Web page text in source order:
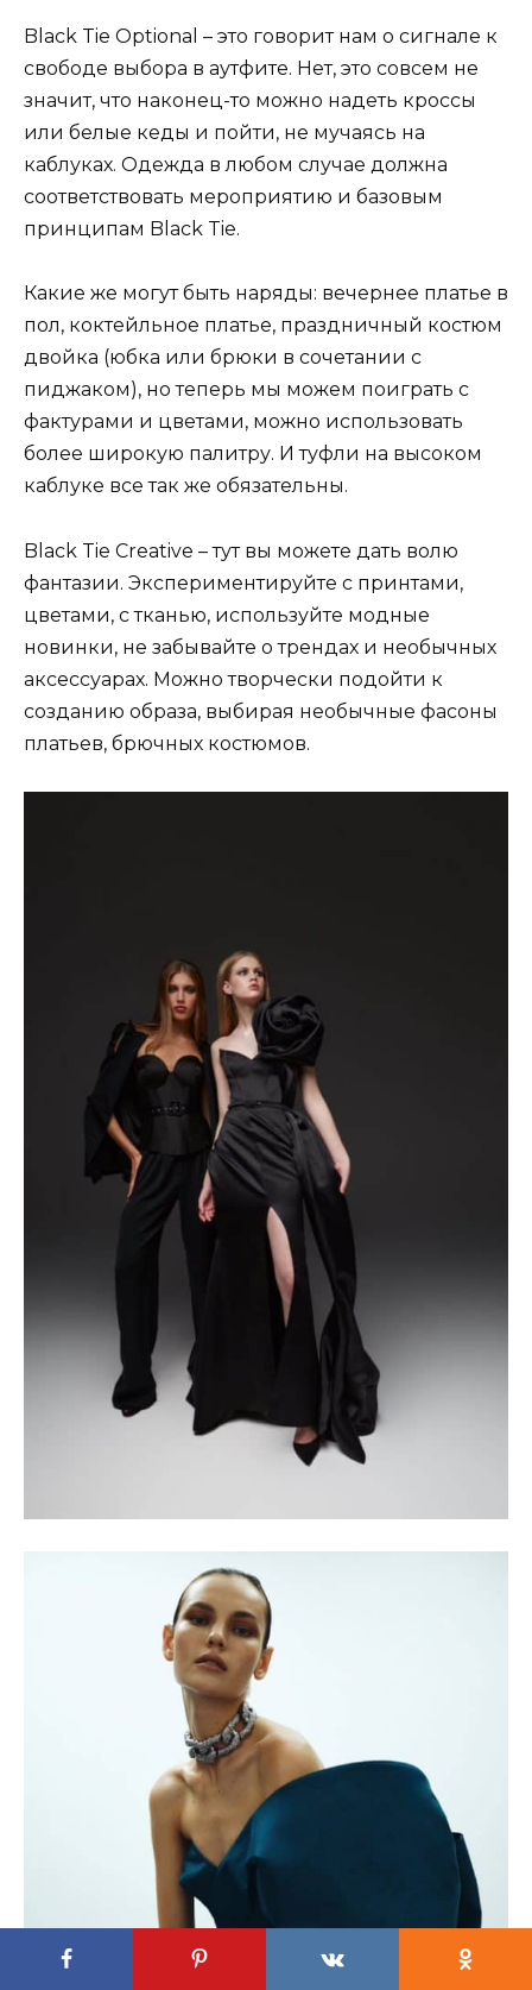
Black Tie Optional – это говорит нам о сигнале к
свободе выбора в аутфите. Нет, это совсем не
значит, что наконец-то можно надеть кроссы
или белые кеды и пойти, не мучаясь на
каблуках. Одежда в любом случае должна
соответствовать мероприятию и базовым
принципам Black Tie.
Какие же могут быть наряды: вечернее платье в
пол, коктейльное платье, праздничный костюм
двойка (юбка или брюки в сочетании с
пиджаком), но теперь мы можем поиграть с
фактурами и цветами, можно использовать
более широкую палитру. И туфли на высоком
каблуке все так же обязательны.
Black Tie Creative – тут вы можете дать волю
фантазии. Экспериментируйте с принтами,
цветами, с тканью, используйте модные
новинки, не забывайте о трендах и необычных
аксессуарах. Можно творчески подойти к
созданию образа, выбирая необычные фасоны
платьев, брючных костюмов.